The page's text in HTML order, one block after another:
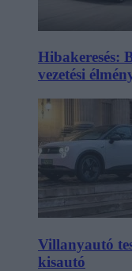
Hibakeresés:
vezetési
Villanyautó
kisautó